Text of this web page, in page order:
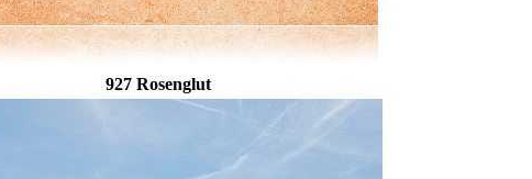
927 Rosenglut